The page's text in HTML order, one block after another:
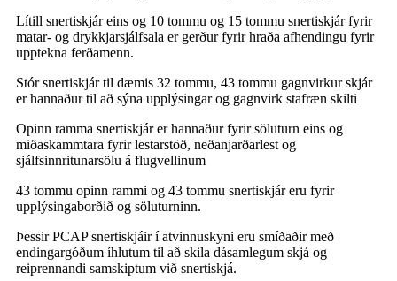
Lítill snertiskjár eins og 10 tommu og 15 tommu snertiskjár fyrir
matar- og drykkjarsjálfsala er gerður fyrir hraða afhendingu fyrir
upptekna ferðamenn.
Stór snertiskjár til dæmis 32 tommu, 43 tommu gagnvirkur skjár
er hannaður til að sýna upplýsingar og gagnvirk stafræn skilti
Opinn ramma snertiskjár er hannaður fyrir söluturn eins og
miðaskammtara fyrir lestarstöð, neðanjarðarlest og
sjálfsinnritunarsölu á flugvellinum
43 tommu opinn rammi og 43 tommu snertiskjár eru fyrir
upplýsingaborðið og söluturninn.
Þessir PCAP snertiskjáir í atvinnuskyni eru smíðaðir með
endingargóðum íhlutum til að skila dásamlegum skjá og
reiprennandi samskiptum við snertiskjá.